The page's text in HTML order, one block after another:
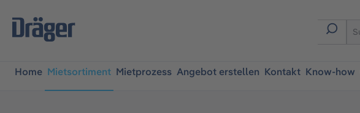
Home Mietsortiment Mietprozess Angebot erstellen Kontakt Know-how